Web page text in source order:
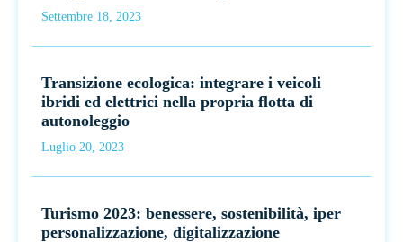
Settembre 18, 2023
Transizione ecologica: integrare i veicoli
ibridi ed elettrici nella propria flotta di
autonoleggio
Luglio 20, 2023
Turismo 2023: benessere, sostenibilità, iper
personalizzazione, digitalizzazione